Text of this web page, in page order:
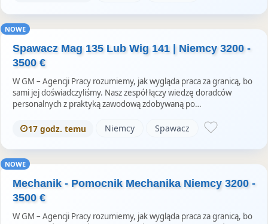
NOWE
Spawacz Mag 135 Lub Wig 141 | Niemcy 3200 -
3500 €
W GM – Agencji Pracy rozumiemy, jak wygląda praca za granicą, bo
sami jej doświadczyliśmy. Nasz zespół łączy wiedzę doradców
personalnych z praktyką zawodową zdobywaną po…
17 godz. temu Niemcy Spawacz
NOWE
Mechanik - Pomocnik Mechanika Niemcy 3200 -
3500 €
W GM – Agencji Pracy rozumiemy, jak wygląda praca za granicą, bo